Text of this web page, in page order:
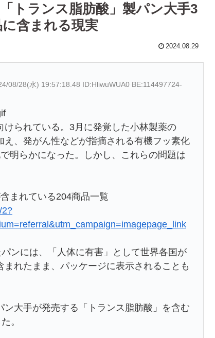
トランス脂肪酸」製パン大手3
含まれる現実
2024.08.29
08/28(水) 19:57:18.48 ID:HliwuWUA0 BE:114497724-
られている。3月に発覚した小林製薬の
、発がん性などが指摘される有機フッ素化
明らかになった。しかし、これらの問題は
まれている204商品一覧
2?
ンには、「人体に有害」として世界各国が
れたまま、パッケージに表示されることも
大手が発売する「トランス脂肪酸」を含む
。